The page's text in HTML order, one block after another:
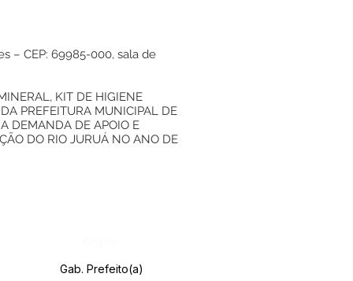
– CEP: 69985-000, sala de
KIT DE HIGIENE
PREFEITURA MUNICIPAL DE
DEMANDA DE APOIO E
DO RIO JURUÁ NO ANO DE
Gab. Prefeito(a)